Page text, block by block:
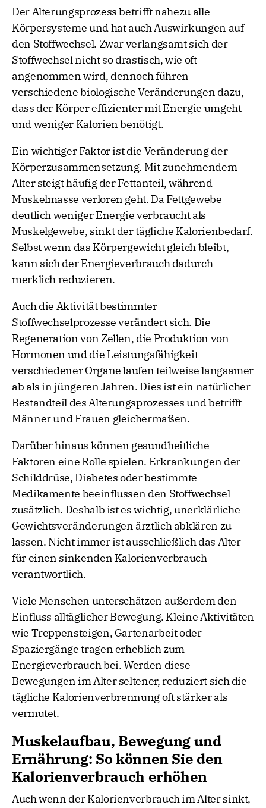
Der Alterungsprozess betrifft nahezu alle
Körpersysteme und hat auch Auswirkungen auf
den Stoffwechsel. Zwar verlangsamt sich der
Stoffwechsel nicht so drastisch, wie oft
angenommen wird, dennoch führen
verschiedene biologische Veränderungen dazu,
dass der Körper effizienter mit Energie umgeht
und weniger Kalorien benötigt.
Ein wichtiger Faktor ist die Veränderung der
Körperzusammensetzung. Mit zunehmendem
Alter steigt häufig der Fettanteil, während
Muskelmasse verloren geht. Da Fettgewebe
deutlich weniger Energie verbraucht als
Muskelgewebe, sinkt der tägliche Kalorienbedarf.
Selbst wenn das Körpergewicht gleich bleibt,
kann sich der Energieverbrauch dadurch
merklich reduzieren.
Auch die Aktivität bestimmter
Stoffwechselprozesse verändert sich. Die
Regeneration von Zellen, die Produktion von
Hormonen und die Leistungsfähigkeit
verschiedener Organe laufen teilweise langsamer
ab als in jüngeren Jahren. Dies ist ein natürlicher
Bestandteil des Alterungsprozesses und betrifft
Männer und Frauen gleichermaßen.
Darüber hinaus können gesundheitliche
Faktoren eine Rolle spielen. Erkrankungen der
Schilddrüse, Diabetes oder bestimmte
Medikamente beeinflussen den Stoffwechsel
zusätzlich. Deshalb ist es wichtig, unerklärliche
Gewichtsveränderungen ärztlich abklären zu
lassen. Nicht immer ist ausschließlich das Alter
für einen sinkenden Kalorienverbrauch
verantwortlich.
Viele Menschen unterschätzen außerdem den
Einfluss alltäglicher Bewegung. Kleine Aktivitäten
wie Treppensteigen, Gartenarbeit oder
Spaziergänge tragen erheblich zum
Energieverbrauch bei. Werden diese
Bewegungen im Alter seltener, reduziert sich die
tägliche Kalorienverbrennung oft stärker als
vermutet.
Muskelaufbau, Bewegung und
Ernährung: So können Sie den
Kalorienverbrauch erhöhen
Auch wenn der Kalorienverbrauch im Alter sinkt,